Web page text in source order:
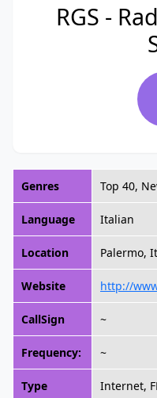
RGS -
Genres Top 40,
Language Italian
Location Palermo,
Website http://
CallSign ~
Frequency: ~
Type Internet,